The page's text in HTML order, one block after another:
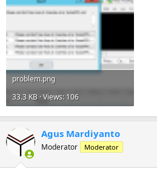
problem.png
33.3 KB · Views: 106
Agus Mardiyanto
Moderator Moderator